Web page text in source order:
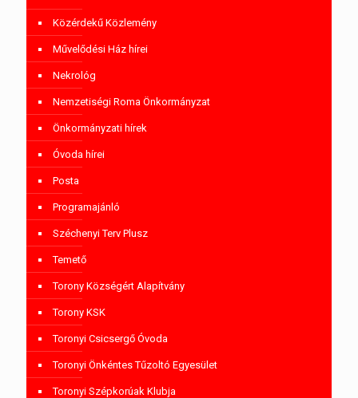
Közérdekű Közlemény
Művelődési Ház hírei
Nekrológ
Nemzetiségi Roma Önkormányzat
Önkormányzati hírek
Óvoda hírei
Posta
Programajánló
Széchenyi Terv Plusz
Temető
Torony Községért Alapítvány
Torony KSK
Toronyi Csicsergő Óvoda
Toronyi Önkéntes Tűzoltó Egyesület
Toronyi Szépkorúak Klubja